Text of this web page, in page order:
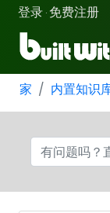
登录 · 免费注册
家 内置知识